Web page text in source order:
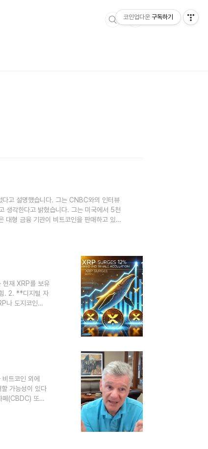
고 설명했습니다. 그는 CNBC와의 인터뷰
생각한다고 밝혔습니다. 그는 미국에서 5천
대형 금융 기관이 비트코인을 판매하고 있다
archives/849157 "비트코인 소
재 XRP를 보유
. 2. **디지털 자
나 도지코인
에 대한 비판**:
트코인 외에
가능성이 있다
폐(CBDC) 또
고 있다고 설명
코인업다운 구독하기